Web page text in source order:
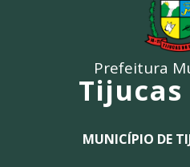
Prefeitura
Tijucas
MUNICÍPIO DE